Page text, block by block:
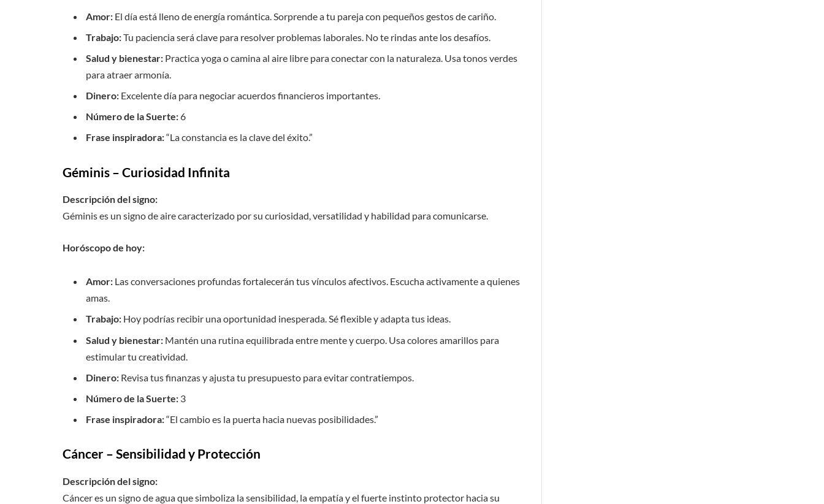
Amor: El día está lleno de energía romántica. Sorprende a tu pareja con pequeños gestos de cariño.
Trabajo:Tu paciencia será clave para resolver problemas laborales. No te rindas ante los desafíos.
Salud y bienestar: Practica yoga o camina al aire libre para conectar con la naturaleza. Usa tonos verdes
para atraer armonía.
Dinero: Excelente día para negociar acuerdos financieros importantes.
Número de la Suerte:6
Frase inspiradora:“La constancia es la clave del éxito.”
Géminis – Curiosidad Infinita
Descripción del signo:
Géminis es un signo de aire caracterizado por su curiosidad, versatilidad y habilidad para comunicarse.
Horóscopo de hoy:
Amor: Las conversaciones profundas fortalecerán tus vínculos afectivos. Escucha activamente a quienes
amas.
Trabajo: Hoy podrías recibir una oportunidad inesperada. Sé flexible y adapta tus ideas.
Salud y bienestar: Mantén una rutina equilibrada entre mente y cuerpo. Usa colores amarillos para
estimular tu creatividad.
Dinero: Revisa tus finanzas y ajusta tu presupuesto para evitar contratiempos.
Número de la Suerte: 3
Frase inspiradora:“El cambio es la puerta hacia nuevas posibilidades.”
Cáncer – Sensibilidad y Protección
Descripción del signo:
Cáncer es un signo de agua que simboliza la sensibilidad, la empatía y el fuerte instinto protector hacia su